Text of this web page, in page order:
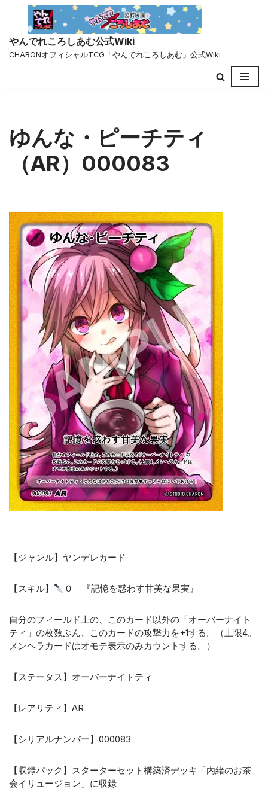
ン
テ
ッ
プ
やんでれころしあむ公式Wiki
CHARONオフィシャルTCG「やんでれころしあむ」公式Wiki
ゆんな・ピーチティ
（AR）000083
【ジャンル】ヤンデレカード
【スキル】 ０ 『記憶を惑わす甘美な果実』
自分のフィールド上の、このカード以外の「オーバーナイト
ティ」の枚数ぶん、このカードの攻撃力を+1する。（上限4。
メンヘラカードはオモテ表示のみカウントする。）
【ステータス】オーバーナイトティ
【レアリティ】AR
【シリアルナンバー】000083
【収録パック】スターターセット構築済デッキ「内緒のお茶
会イリュージョン」に収録